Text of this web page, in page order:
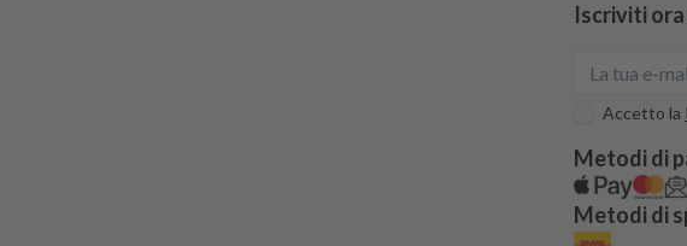
Iscriviti
Accetto la
Metodi di
Metodi di